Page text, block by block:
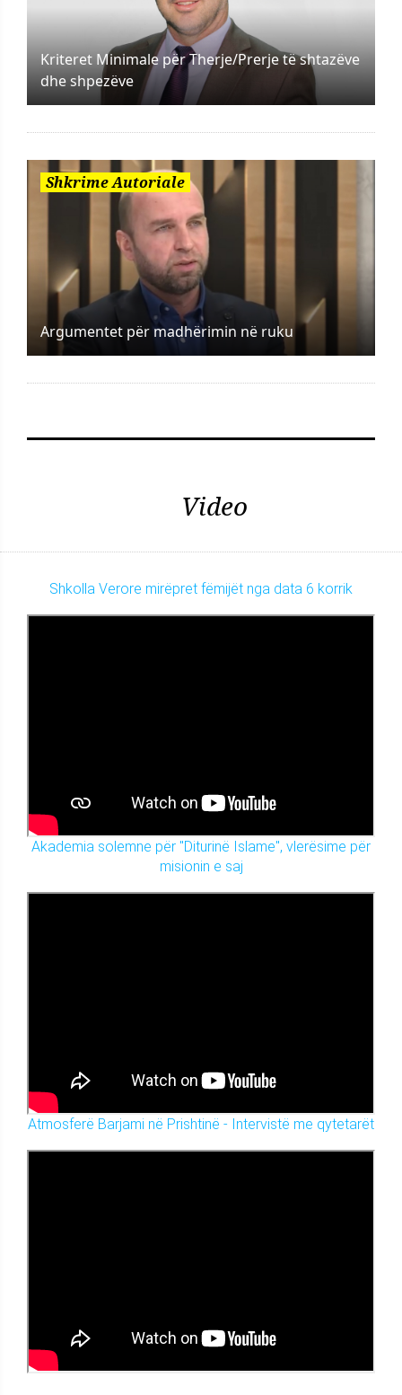
Kriteret Minimale për Therje/Prerje të shtazëve
dhe shpezëve
Shkrime Autoriale
Argumentet për madhërimin në ruku
Video
Shkolla Verore mirëpret fëmijët nga data 6 korrik
Akademia solemne për "Diturinë Islame", vlerësime për
misionin e saj
Atmosferë Barjami në Prishtinë - Intervistë me qytetarët